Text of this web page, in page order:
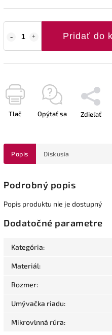
Pridať do
Tlač Opýtať sa Zdieľať
Popis Diskusia
Podrobný popis
Popis produktu nie je dostupný
Dodatočné parametre
Kategória:
Materiál:
Rozmer:
Umývačka riadu:
Mikrovlnná rúra: